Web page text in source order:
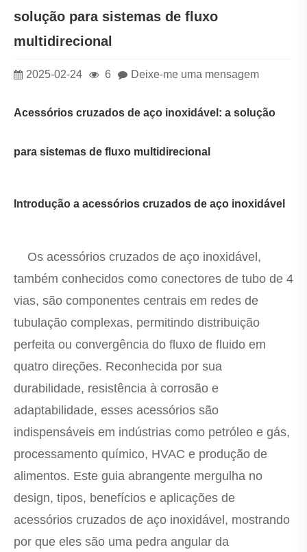
solução para sistemas de fluxo
multidirecional
2025-02-24 6 Deixe-me uma mensagem
Acessórios cruzados de aço inoxidável: a solução
para sistemas de fluxo multidirecional
Introdução a acessórios cruzados de aço inoxidável
Os acessórios cruzados de aço inoxidável,
também conhecidos como conectores de tubo de 4
vias, são componentes centrais em redes de
tubulação complexas, permitindo distribuição
perfeita ou convergência do fluxo de fluido em
quatro direções. Reconhecida por sua
durabilidade, resistência à corrosão e
adaptabilidade, esses acessórios são
indispensáveis ​​em indústrias como petróleo e gás,
processamento químico, HVAC e produção de
alimentos. Este guia abrangente mergulha no
design, tipos, benefícios e aplicações de
acessórios cruzados de aço inoxidável, mostrando
por que eles são uma pedra angular da